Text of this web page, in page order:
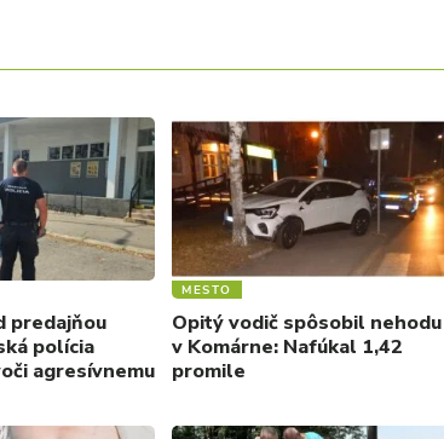
predajňou
polícia
agresívnemu
MESTO
Opitý vodič spôsobil nehodu
v Komárne: Nafúkal 1,42
promile